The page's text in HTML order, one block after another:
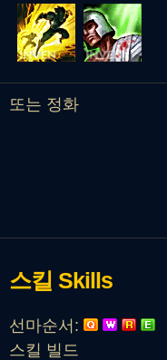
또는 정화
스킬 Skills
선마순서:
스킬 빌드